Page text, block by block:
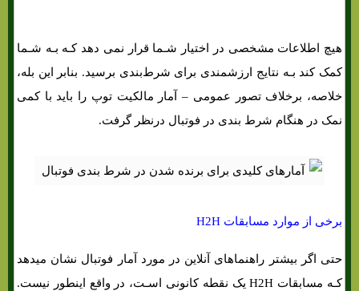
هیچ اطلاعات مشخصی در اختیار شـما قرار نمی دهد کـه بـه شـما
کمک کند بـه نتایج ارزشمندی برای شرط‌بندی برسید. بنابر این بله،
خلاصه، برخلاف تصور عمومی – آمار مالکیت توپ را باید با کمی
نمک در هنگام شرط بندی در فوتبال درنظر گرفت.
برخی از موارد مسابقات H2H
حتی اگر بیشتر راهنماهای آنلاین در مورد آمار فوتبال نشان میدهد
کـه مسابقات H2H یک نقطه کانونی اسـت، در واقع اینطور نیست.